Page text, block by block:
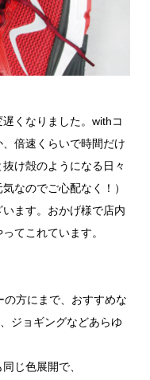
くなりました。withコ
倍速くらいで時間だけ
け殻のようになる日々
なのでご心配なく！）
ます。おかげ様で店内
てこれています。
方にまで、おすすめな
ジョギングなどあらゆ
じ色展開で、